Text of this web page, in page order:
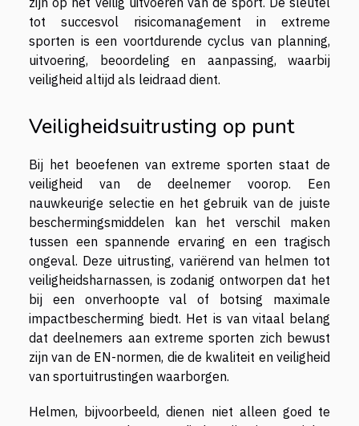
tot succesvol risicomanagement in extreme
sporten is een voortdurende cyclus van planning,
uitvoering, beoordeling en aanpassing, waarbij
veiligheid altijd als leidraad dient.
Veiligheidsuitrusting op punt
Bij het beoefenen van extreme sporten staat de
veiligheid van de deelnemer voorop. Een
nauwkeurige selectie en het gebruik van de juiste
beschermingsmiddelen kan het verschil maken
tussen een spannende ervaring en een tragisch
ongeval. Deze uitrusting, variërend van helmen tot
veiligheidsharnassen, is zodanig ontworpen dat het
bij een onverhoopte val of botsing maximale
impactbescherming biedt. Het is van vitaal belang
dat deelnemers aan extreme sporten zich bewust
zijn van de EN-normen, die de kwaliteit en veiligheid
van sportuitrustingen waarborgen.
Helmen, bijvoorbeeld, dienen niet alleen goed te